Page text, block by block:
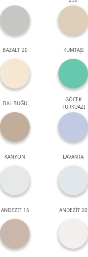
BAZALT 20 KUMTAŞI
BAL BUĞU
GÖCEK
TURKUAZI
KANYON LAVANTA
ANDEZİT 15 ANDEZİT 20